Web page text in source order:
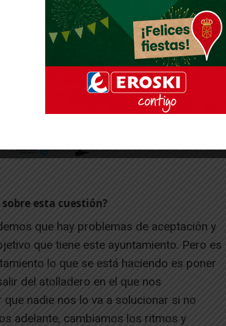
esta cuestión?
que hay problemas de aceptación y
que tiene este ayuntamiento. Pero es
lo que se está haciendo es poner
del atolladero en el que nos
nadie nos lo va a solucionar si no
adelante, cambiamos los ritmos y